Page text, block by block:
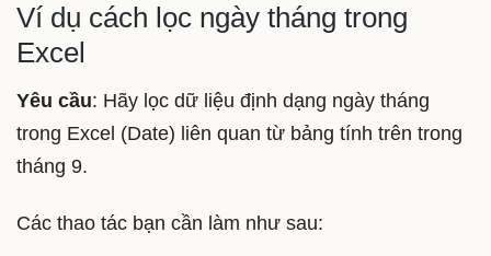
Ví dụ cách lọc ngày tháng trong
Excel
Yêu cầu: Hãy lọc dữ liệu định dạng ngày tháng
trong Excel (Date) liên quan từ bảng tính trên trong
tháng 9.
Các thao tác bạn cần làm như sau: